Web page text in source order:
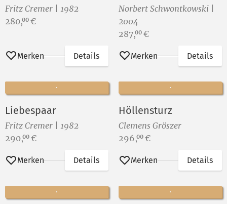
Fritz Cremer | 1982
Preis:
280,00 €
Merken Details
Norbert Schwontkowski |
2004
Preis:
287,00 €
Merken Details
Liebespaar
Fritz Cremer | 1982
Preis:
290,00 €
Merken Details
Höllensturz
Clemens Gröszer
Preis:
296,00 €
Merken Details